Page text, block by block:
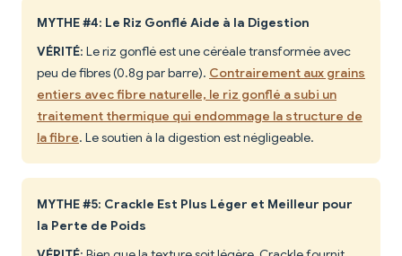
MYTHE #4: Le Riz Gonflé Aide à la Digestion
VÉRITÉ: Le riz gonflé est une céréale transformée avec
peu de fibres (0.8g par barre). Contrairement aux grains
entiers avec fibre naturelle, le riz gonflé a subi un
traitement thermique qui endommage la structure de
la fibre. Le soutien à la digestion est négligeable.
MYTHE #5: Crackle Est Plus Léger et Meilleur pour
la Perte de Poids